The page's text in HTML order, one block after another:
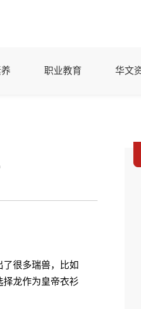
职业教育 华文
很多瑞兽，比如
龙作为皇帝衣衫